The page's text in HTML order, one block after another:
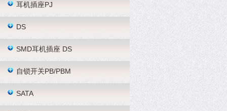
耳机插座PJ
DS
SMD耳机插座 DS
自锁开关PB/PBM
SATA